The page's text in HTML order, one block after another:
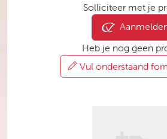
Solliciteer met je
Heb je nog geen
Vul onderstaand